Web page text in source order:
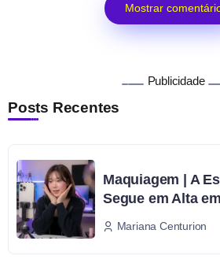
Mostrar
Publicidade
Posts Recentes
Maquiagem | A
Segue em Alta
Mariana Centurion